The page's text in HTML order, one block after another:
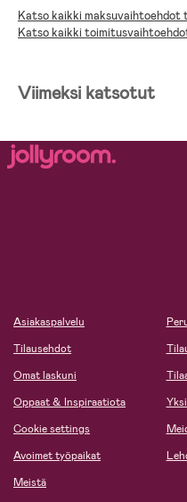
Katso kaikki maksuvaihtoehdot
Katso kaikki
Viimeksi katsotut
Asiakaspalvelu
Tilausehdot
Omat laskuni
Oppaat & Inspiraatiota
Cookie settings
Avoimet työpaikat
Meistä